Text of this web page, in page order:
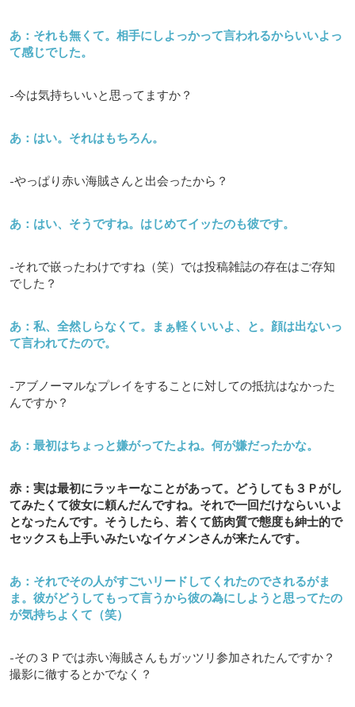
あ：それも無くて。相手にしよっかって言われるからいいよっ
て感じでした。
-今は気持ちいいと思ってますか？
あ：はい。それはもちろん。
-やっぱり赤い海賊さんと出会ったから？
あ：はい、そうですね。はじめてイッたのも彼です。
-それで嵌ったわけですね（笑）では投稿雑誌の存在はご存知
でした？
あ：私、全然しらなくて。まぁ軽くいいよ、と。顔は出ないっ
て言われてたので。
-アブノーマルなプレイをすることに対しての抵抗はなかった
んですか？
あ：最初はちょっと嫌がってたよね。何が嫌だったかな。
赤：実は最初にラッキーなことがあって。どうしても３Ｐがし
てみたくて彼女に頼んだんですね。それで一回だけならいいよ
となったんです。そうしたら、若くて筋肉質で態度も紳士的で
セックスも上手いみたいなイケメンさんが来たんです。
あ：それでその人がすごいリードしてくれたのでされるがま
ま。彼がどうしてもって言うから彼の為にしようと思ってたの
が気持ちよくて（笑）
-その３Ｐでは赤い海賊さんもガッツリ参加されたんですか？
撮影に徹するとかでなく？